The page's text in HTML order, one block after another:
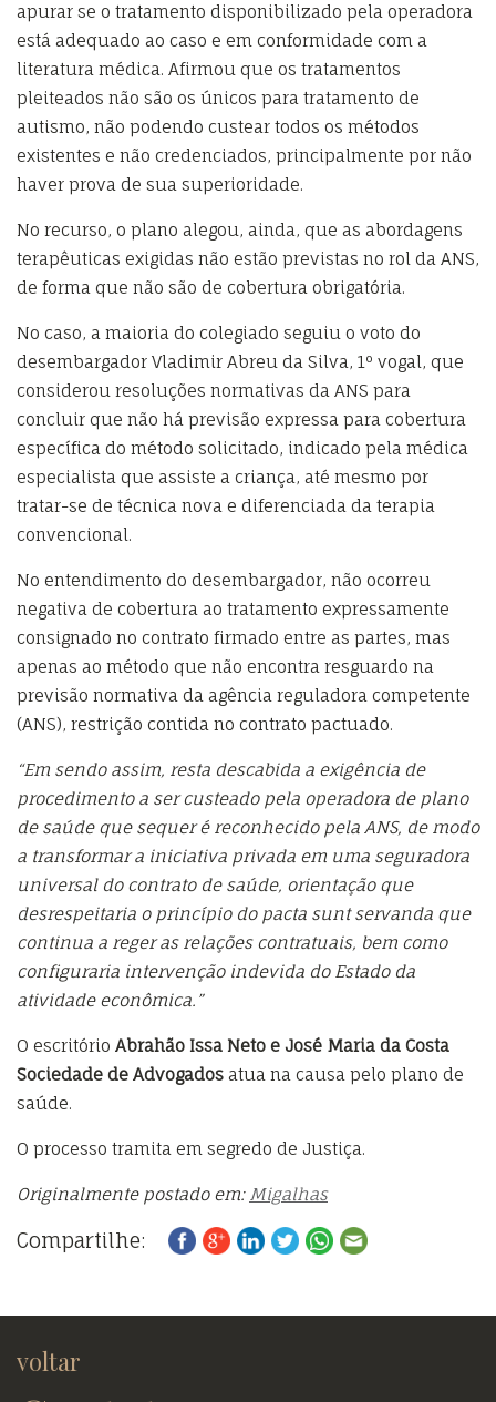
apurar se o tratamento disponibilizado pela operadora
está adequado ao caso e em conformidade com a
literatura médica. Afirmou que os tratamentos
pleiteados não são os únicos para tratamento de
autismo, não podendo custear todos os métodos
existentes e não credenciados, principalmente por não
haver prova de sua superioridade.
No recurso, o plano alegou, ainda, que as abordagens
terapêuticas exigidas não estão previstas no rol da ANS,
de forma que não são de cobertura obrigatória.
No caso, a maioria do colegiado seguiu o voto do
desembargador Vladimir Abreu da Silva, 1º vogal, que
considerou resoluções normativas da ANS para
concluir que não há previsão expressa para cobertura
específica do método solicitado, indicado pela médica
especialista que assiste a criança, até mesmo por
tratar-se de técnica nova e diferenciada da terapia
convencional.
No entendimento do desembargador, não ocorreu
negativa de cobertura ao tratamento expressamente
consignado no contrato firmado entre as partes, mas
apenas ao método que não encontra resguardo na
previsão normativa da agência reguladora competente
(ANS), restrição contida no contrato pactuado.
“Em sendo assim, resta descabida a exigência de
procedimento a ser custeado pela operadora de plano
de saúde que sequer é reconhecido pela ANS, de modo
a transformar a iniciativa privada em uma seguradora
universal do contrato de saúde, orientação que
desrespeitaria o princípio do pacta sunt servanda que
continua a reger as relações contratuais, bem como
configuraria intervenção indevida do Estado da
atividade econômica.”
O escritório Abrahão Issa Neto e José Maria da Costa
Sociedade de Advogados atua na causa pelo plano de
saúde.
O processo tramita em segredo de Justiça.
Originalmente postado em: Migalhas
Compartilhe:
voltar